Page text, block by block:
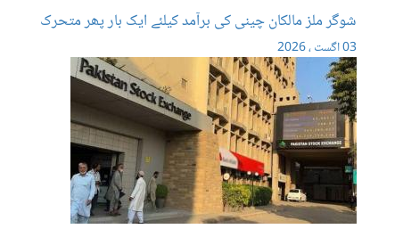
شوگر ملز مالکان چینی کی برآمد کیلئے ایک بار پھر متحرک
03 اگست ، 2026